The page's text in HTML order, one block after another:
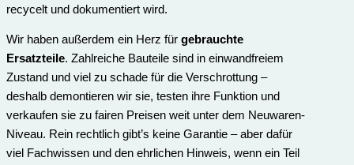
recycelt und dokumentiert wird.
Wir haben außerdem ein Herz für gebrauchte
Ersatzteile. Zahlreiche Bauteile sind in einwandfreiem
Zustand und viel zu schade für die Verschrottung –
deshalb demontieren wir sie, testen ihre Funktion und
verkaufen sie zu fairen Preisen weit unter dem Neuwaren-
Niveau. Rein rechtlich gibt’s keine Garantie – aber dafür
viel Fachwissen und den ehrlichen Hinweis, wenn ein Teil